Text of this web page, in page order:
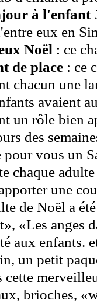
à l'enfant
eux en
Noël : ce
de place : ce
chacun une
avaient
un rôle bien
des
pour vous un
chaque
une
de Noël a
«Les anges
aux enfants.
un petit
cette
brioches,